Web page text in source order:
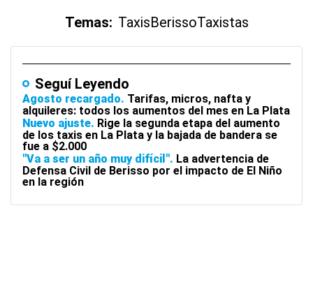
Temas: TaxisBerissoTaxistas
Seguí Leyendo
Agosto recargado Tarifas, micros, nafta y
alquileres: todos los aumentos del mes en La Plata
Nuevo ajuste Rige la segunda etapa del aumento
de los taxis en La Plata y la bajada de bandera se
fue a $2.000
"Va a ser un año muy difícil" La advertencia de
Defensa Civil de Berisso por el impacto de El Niño
en la región